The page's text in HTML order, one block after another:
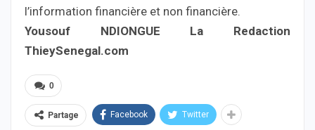
l’information financière et non financière.
Yousouf NDIONGUE La Redaction
ThieySenegal.com
0
Partage Facebook Twitter